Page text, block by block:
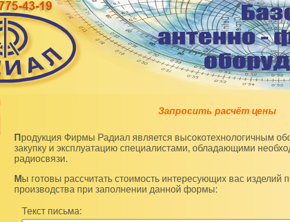
Запросить расчёт цены
Продукция Фирмы Радиал является высокотехнологичным оборудованием и подразумевает
закупку и эксплуатацию специалистами, обладающими
радиосвязи.
Мы готовы рассчитать стоимость интересующих вас изделий по последним ценам нашего
производства при заполнении данной формы:
Текст письма: